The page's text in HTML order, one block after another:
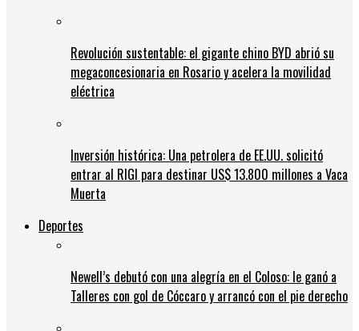
Revolución sustentable: el gigante chino BYD abrió su
megaconcesionaria en Rosario y acelera la movilidad
eléctrica
Inversión histórica: Una petrolera de EE.UU. solicitó
entrar al RIGI para destinar US$ 13.800 millones a Vaca
Muerta
Deportes
Newell’s debutó con una alegría en el Coloso: le ganó a
Talleres con gol de Cóccaro y arrancó con el pie derecho